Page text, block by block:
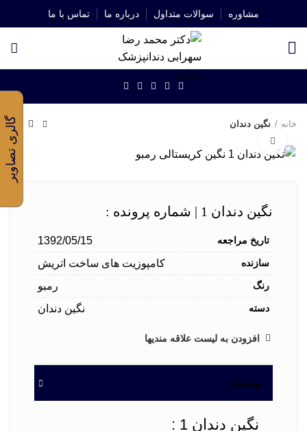
مشاوره سوالات متداول درباره ما تماس با ما
خانه
نگین دندان
نگین دندان 1 | شماره پرونده :
تاریخ مراجعه 1392/05/15
سازنده کامپوزیت های ساخت اتریش
رنگ رمبو
دسته نگین دندان
افزودن به لیست علاقه مندیها
توضیحات
نگین دندان 1 :
شروع به تایپ کنید تا پستهای مورد نظر خود را ببینید.
گالری تصاویر